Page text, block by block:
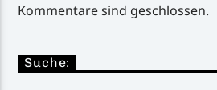
Kommentare sind geschlossen.
Suche: